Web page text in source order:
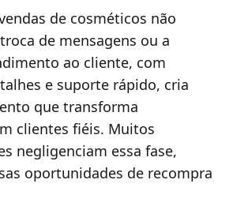
de cosméticos não
de mensagens ou a
ao cliente, com
e suporte rápido, cria
que transforma
clientes fiéis. Muitos
negligenciam essa fase,
oportunidades de recompra